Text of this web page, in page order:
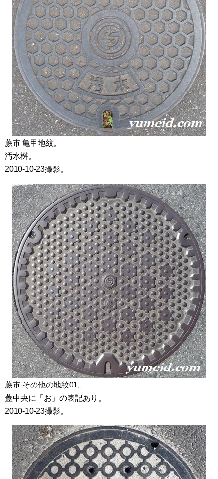
蕨市 亀甲地紋。
汚水桝。
2010-10-23撮影。
蕨市 その他の地紋01。
蓋中央に「お」の表記あり。
2010-10-23撮影。